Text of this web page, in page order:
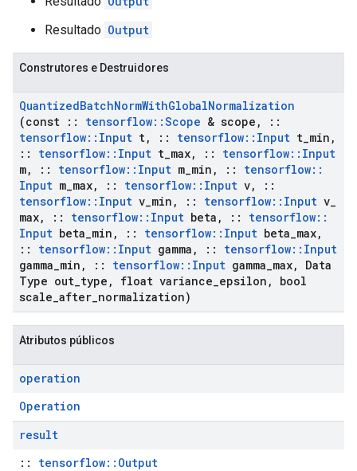
Resultado Output
Construtores e Destruidores
QuantizedBatchNormWithGlobalNormalization
(const :: tensorflow::Scope & scope ,
::
tensorflow:: Input t, :: tensorflow:: Input t min ,
::
tensorflow:: Input t max, :: tensorflow:: Input
m, :: tensorflow:: Input m min , :: tensorflow::
Input m max, :: tensorflow:: Input v,
::
tensorflow:: Input v min , :: tensorflow:: Input v
max, :: tensorflow:: Input beta , :: tensorflow::
Input beta min , :: tensorflow:: Input beta max,
::
tensorflow:: Input gamma , :: tensorflow:: Input
gamma min , :: tensorflow:: Input gamma max,
Data
Type out type , float variance epsilon ,
bool
scale after normalization)
Atributos públicos
operation
Operation
result
:: tensorflow::Output